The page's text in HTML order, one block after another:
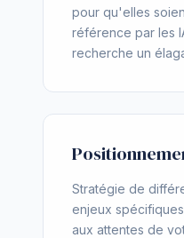
pour qu'elles
référence par les
recherche un
Stratégie de
enjeux
aux attentes de